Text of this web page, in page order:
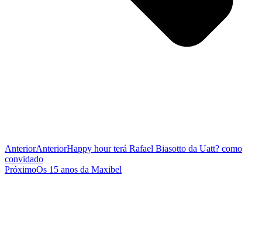
AnteriorAnteriorHappy hour terá Rafael Biasotto da Uatt? como
convidado
PróximoOs 15 anos da Maxibel